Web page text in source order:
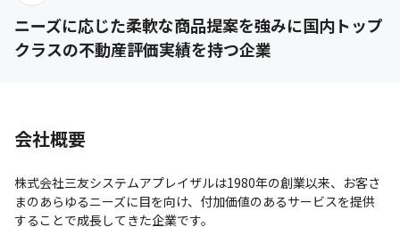
ニーズに応じた柔軟な商品提案を強みに国内トップ
クラスの不動産評価実績を持つ企業
会社概要
株式会社三友システムアプレイザルは1980年の創業以来、お客さ
まのあらゆるニーズに目を向け、付加価値のあるサービスを提供
することで成長してきた企業です。